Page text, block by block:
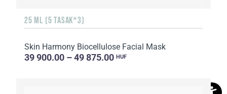
25 ML (5 TASAK*3)
Skin Harmony Biocellulose Facial Mask
39 900.00 – 49 875.00 HUF